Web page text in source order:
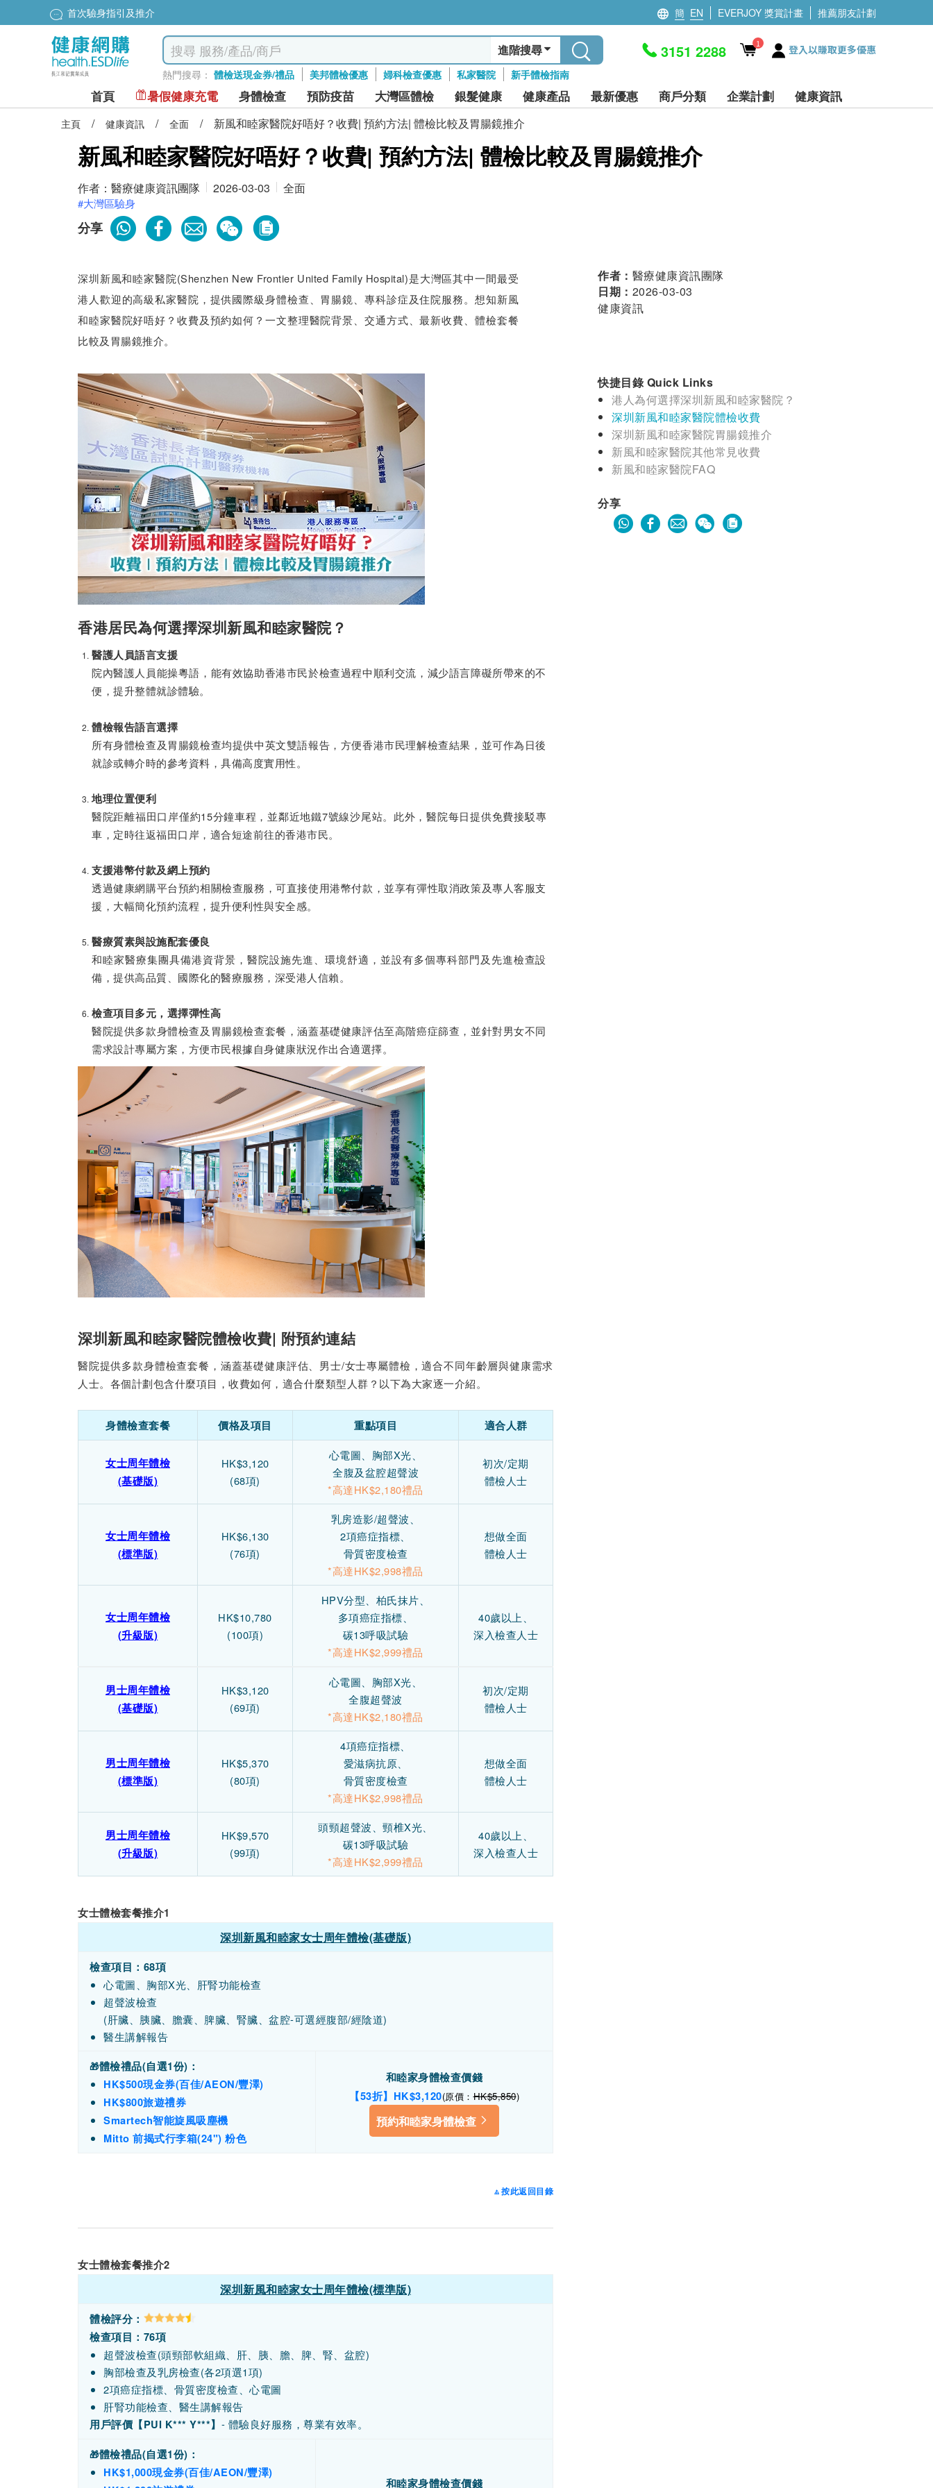
首次驗身指引及推介 簡 EN EVERJOY 獎賞計畫 推薦朋友計劃
進階搜尋
熱門搜尋： 體檢送現金券/禮品 美邦體檢優惠 婦科檢查優惠 私家醫院 新手體檢指南
3151 2288 1 登入以賺取更多優惠
首頁 暑假健康充電 身體檢查 預防疫苗 大灣區體檢 銀髮健康 健康產品 最新優惠 商戶分類 企業計劃 健康資訊
主頁 / 健康資訊 / 全面 / 新風和睦家醫院好唔好？收費| 預約方法| 體檢比較及胃腸鏡推介
新風和睦家醫院好唔好？收費| 預約方法| 體檢比較及胃腸鏡推介
作者： 醫療健康資訊團隊 2026-03-03 全面
#大灣區驗身
分享
深圳新風和睦家醫院(Shenzhen New Frontier United Family Hospital)是大灣區其中一間最受
港人歡迎的高級私家醫院，提供國際級身體檢查、胃腸鏡、專科診症及住院服務。想知新風
和睦家醫院好唔好？收費及預約如何？一文整理醫院背景、交通方式、最新收費、體檢套餐
比較及胃腸鏡推介。
作者： 醫療健康資訊團隊
日期： 2026-03-03
健康資訊
快捷目錄 Quick Links
港人為何選擇深圳新風和睦家醫院？
深圳新風和睦家醫院體檢收費
深圳新風和睦家醫院胃腸鏡推介
新風和睦家醫院其他常見收費
新風和睦家醫院FAQ
分享
香港居民為何選擇深圳新風和睦家醫院？
醫護人員語言支援
院內醫護人員能操粵語，能有效協助香港市民於檢查過程中順利交流，減少語言障礙所帶來的不
便，提升整體就診體驗。
體檢報告語言選擇
所有身體檢查及胃腸鏡檢查均提供中英文雙語報告，方便香港市民理解檢查結果，並可作為日後
就診或轉介時的參考資料，具備高度實用性。
地理位置便利
醫院距離福田口岸僅約15分鐘車程，並鄰近地鐵7號線沙尾站。此外，醫院每日提供免費接駁專
車，定時往返福田口岸，適合短途前往的香港市民。
支援港幣付款及網上預約
透過健康網購平台預約相關檢查服務，可直接使用港幣付款，並享有彈性取消政策及專人客服支
援，大幅簡化預約流程，提升便利性與安全感。
醫療質素與設施配套優良
和睦家醫療集團具備港資背景，醫院設施先進、環境舒適，並設有多個專科部門及先進檢查設
備，提供高品質、國際化的醫療服務，深受港人信賴。
檢查項目多元，選擇彈性高
醫院提供多款身體檢查及胃腸鏡檢查套餐，涵蓋基礎健康評估至高階癌症篩查，並針對男女不同
需求設計專屬方案，方便市民根據自身健康狀況作出合適選擇。
深圳新風和睦家醫院體檢收費| 附預約連結
醫院提供多款身體檢查套餐，涵蓋基礎健康評估、男士/女士專屬體檢，適合不同年齡層與健康需求
人士。各個計劃包含什麼項目，收費如何，適合什麼類型人群？以下為大家逐一介紹。
身體檢查套餐 價格及項目 重點項目 適合人群
女士周年體檢
(基礎版)
HK$3,120
(68項)
心電圖、胸部X光、
全腹及盆腔超聲波
*高達HK$2,180禮品
初次/定期
體檢人士
女士周年體檢
(標準版)
HK$6,130
(76項)
乳房造影/超聲波、
2項癌症指標、
骨質密度檢查
*高達HK$2,998禮品
想做全面
體檢人士
女士周年體檢
(升級版)
HK$10,780
(100項)
HPV分型、柏氏抹片、
多項癌症指標、
碳13呼吸試驗
*高達HK$2,999禮品
40歲以上、
深入檢查人士
男士周年體檢
(基礎版)
HK$3,120
(69項)
心電圖、胸部X光、
全腹超聲波
*高達HK$2,180禮品
初次/定期
體檢人士
男士周年體檢
(標準版)
HK$5,370
(80項)
4項癌症指標、
愛滋病抗原、
骨質密度檢查
*高達HK$2,998禮品
想做全面
體檢人士
男士周年體檢
(升級版)
HK$9,570
(99項)
頭頸超聲波、頸椎X光、
碳13呼吸試驗
*高達HK$2,999禮品
40歲以上、
深入檢查人士
女士體檢套餐推介1
深圳新風和睦家女士周年體檢(基礎版)
檢查項目：68項
心電圖、胸部X光、肝腎功能檢查
超聲波檢查
(肝臟、胰臟、膽囊、脾臟、腎臟、盆腔-可選經腹部/經陰道)
醫生講解報告
🎁體檢禮品(自選1份)：
HK$500現金券(百佳/AEON/豐澤)
HK$800旅遊禮券
Smartech智能旋風吸塵機
Mitto 前揭式行李箱(24") 粉色
和睦家身體檢查價錢
【53折】HK$3,120(原價：HK$5,850)
預約和睦家身體檢查
🔼按此返回目錄
女士體檢套餐推介2
深圳新風和睦家女士周年體檢(標準版)
體檢評分：
檢查項目：76項
超聲波檢查(頭頸部軟組織、肝、胰、膽、脾、腎、盆腔)
胸部檢查及乳房檢查(各2項選1項)
2項癌症指標、骨質密度檢查、心電圖
肝腎功能檢查、醫生講解報告
用戶評價【PUI K*** Y***】 - 體驗良好服務，尊業有效率。
🎁體檢禮品(自選1份)：
HK$1,000現金券(百佳/AEON/豐澤)
和睦家身體檢查價錢